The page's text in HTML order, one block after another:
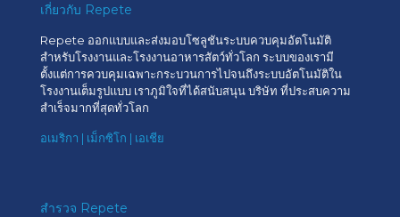
เกี่ยวกับ Repete
Repete ออกแบบและส่งมอบโซลูชันระบบควบคุมอัตโนมัติ
สำหรับโรงงานและโรงงานอาหารสัตว์ทั่วโลก ระบบของเรามี
ตั้งแต่การควบคุมเฉพาะกระบวนการไปจนถึงระบบอัตโนมัติใน
โรงงานเต็มรูปแบบ เราภูมิใจที่ได้สนับสนุน บริษัท ที่ประสบความ
สำเร็จมากที่สุดทั่วโลก
อเมริกา | เม็กซิโก | เอเชีย
สำรวจ Repete